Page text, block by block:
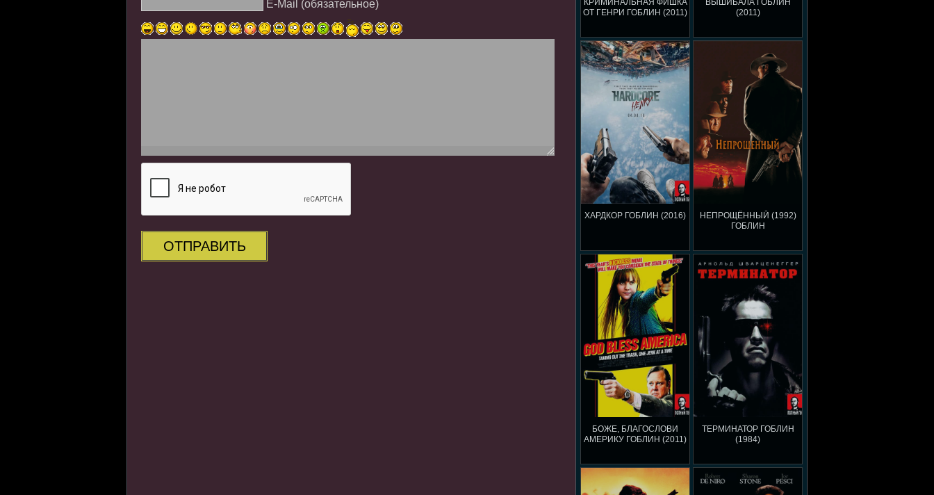
КРИМИНАЛЬНАЯ ФИШКА
ОТ ГЕНРИ ГОБЛИН (2011)
ВЫШИБАЛА ГОБЛИН
(2011)
ХАРДКОР ГОБЛИН (2016)
НЕПРОЩЁННЫЙ (1992)
ГОБЛИН
БОЖЕ, БЛАГОСЛОВИ
АМЕРИКУ ГОБЛИН (2011)
ТЕРМИНАТОР ГОБЛИН
(1984)
E-Mail (обязательное)
ОТПРАВИТЬ